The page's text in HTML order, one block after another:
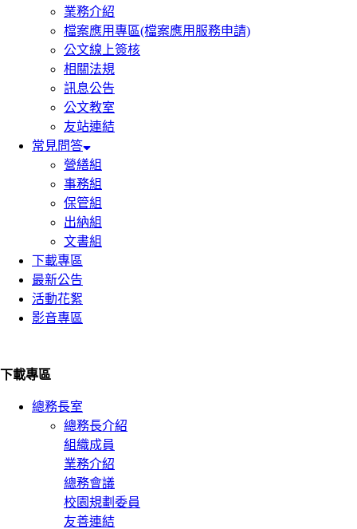
業務介紹
檔案應用專區(檔案應用服務申請)
公文線上簽核
相關法規
訊息公告
公文教室
友站連結
常見問答
營繕組
事務組
保管組
出納組
文書組
下載專區
最新公告
活動花絮
影音專區
下載專區
總務長室
總務長介紹
組織成員
業務介紹
總務會議
校園規劃委員
友善連結